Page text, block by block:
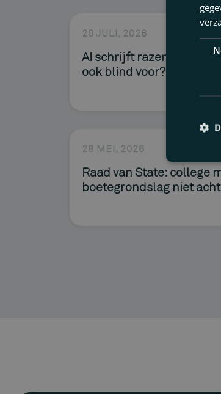
Fusie &
Huurrecht
Privacy &
20 JULI, 2026
AI schrijft razendsnel.
ook blind voor?
28 MEI, 2026
Raad van State: college
boetegrondslag niet